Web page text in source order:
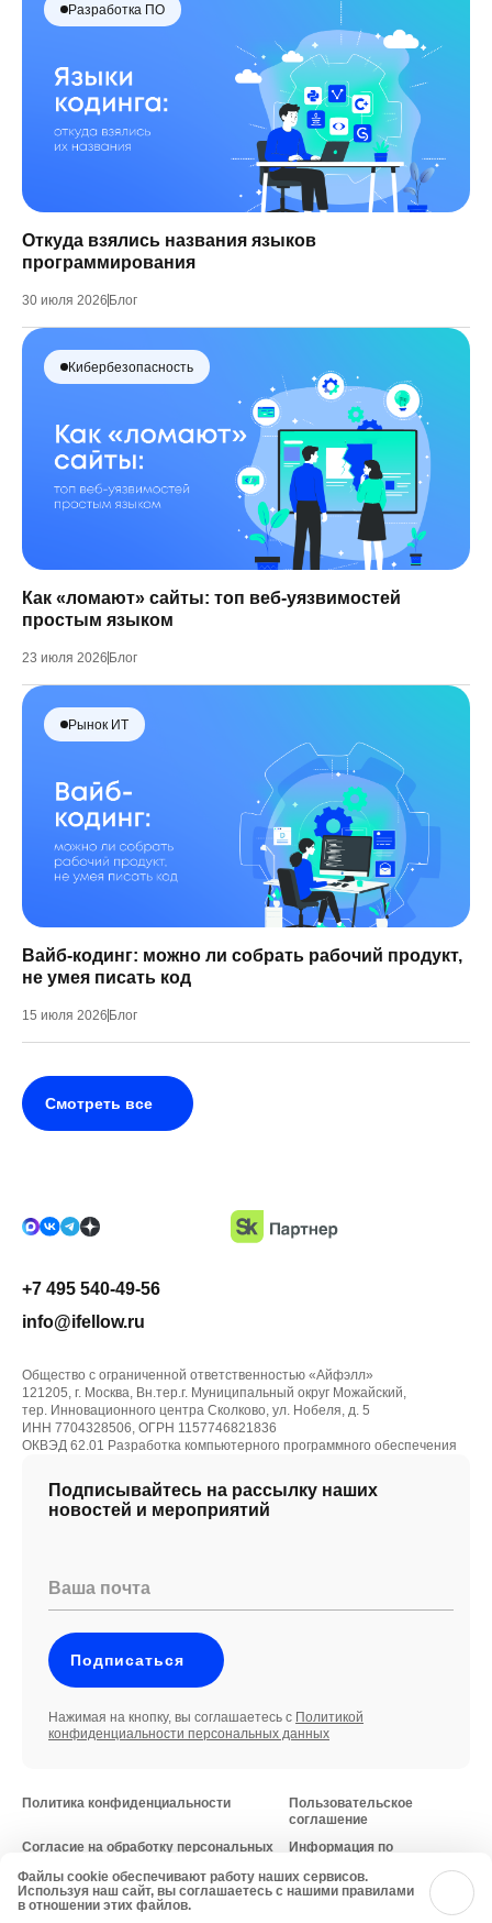
Разработка ПО
Откуда взялись названия языков
программирования
30 июля 2026 Блог
Кибербезопасность
Как «ломают» сайты: топ веб-уязвимостей
простым языком
23 июля 2026 Блог
Рынок ИТ
Вайб-кодинг: можно ли собрать рабочий продукт,
не умея писать код
15 июля 2026 Блог
Смотреть все
Подписывайтесь на рассылку наших
новостей и мероприятий
Ваша почта
Подписаться
Нажимая на кнопку, вы соглашаетесь с Политикой
конфиденциальности персональных данных
Политика конфиденциальности
Согласие на обработку персональных
Пользовательское
соглашение
Информация по
Минцифры России
© 2026 iFellow
+7 495 540-49-56
info@ifellow.ru
Общество с ограниченной ответственностью «Айфэлл»
121205, г. Москва, Вн.тер.г. Муниципальный округ Можайский,
тер. Инновационного центра Сколково, ул. Нобеля, д. 5
ИНН 7704328506, ОГРН 1157746821836
ОКВЭД 62.01 Разработка компьютерного программного обеспечения
Файлы cookie обеспечивают работу наших сервисов.
Используя наш сайт, вы соглашаетесь с нашими правилами
в отношении этих файлов.